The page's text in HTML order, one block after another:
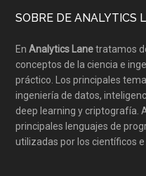
SOBRE DE ANALYTICS
EnAnalytics Lanetratamos
conceptos de la ciencia e
práctico. Los principales
ingeniería de datos,
deep learning y criptografía.
principales lenguajes de
utilizadas por los científicos